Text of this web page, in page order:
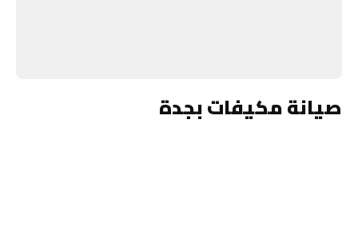
صيانة مكيفات بجدة